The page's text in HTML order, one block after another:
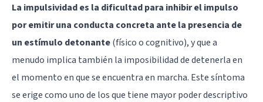
La impulsividad es la dificultad para inhibir el impulso
por emitir una conducta concreta ante la presencia de
un estímulo detonante(físico o cognitivo), y que a
menudo implica también la imposibilidad de detenerla en
el momento en que se encuentra en marcha. Este síntoma
se erige como uno de los que tiene mayor poder descriptivo